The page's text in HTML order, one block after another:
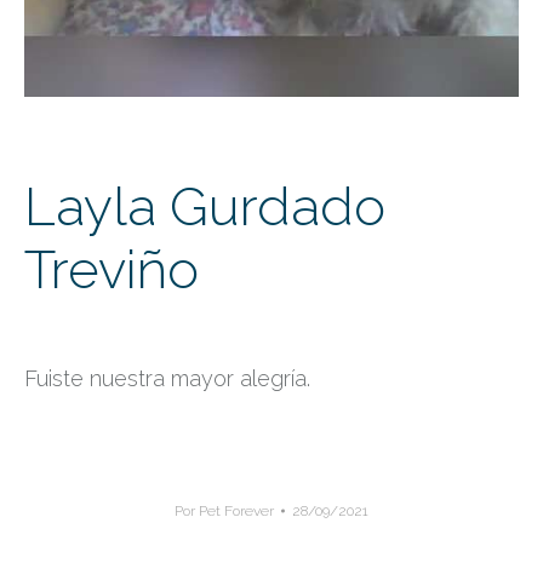
Layla Gurdado
Treviño
Fuiste nuestra mayor alegría.
Por Pet Forever 28/09/2021